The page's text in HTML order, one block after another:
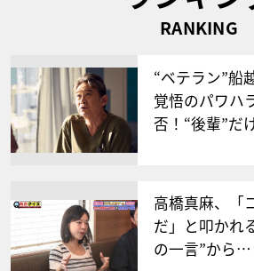
RANKING
“ベテラン”船
覚悟のパワハ
否！“後輩”だ
高橋真麻、「
だ」と叩かれ
の一言”から…